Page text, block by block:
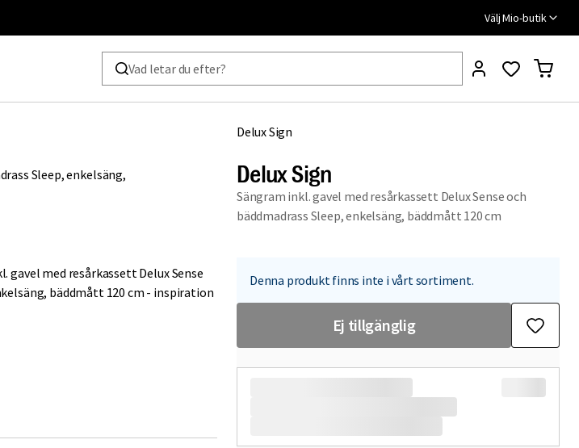
Välj Mio-butik
Delux Sign
Delux Sign
Sängram inkl. gavel med resårkassett Delux Sense och
bäddmadrass Sleep, enkelsäng, bäddmått 120 cm
Denna produkt finns inte i vårt sortiment.
Ej tillgänglig